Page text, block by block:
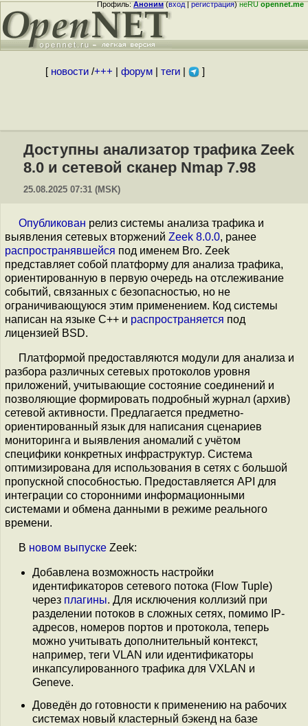
Профиль:Аноним(вход|регистрация)неRUopennet.me
[ новости/+++ форум| теги| ]
Доступны анализатор трафика Zeek
8.0 и сетевой сканер Nmap 7.98
25.08.2025 07:31 (MSK)
Опубликован релиз системы анализа трафика и
выявления сетевых вторжений Zeek 8.0.0, ранее
распространявшейся под именем Bro. Zeek
представляет собой платформу для анализа трафика,
ориентированную в первую очередь на отслеживание
событий, связанных с безопасностью, но не
ограничивающуюся этим применением. Код системы
написан на языке С++ и распространяется под
лицензией BSD.
Платформой предоставляются модули для анализа и
разбора различных сетевых протоколов уровня
приложений, учитывающие состояние соединений и
позволяющие формировать подробный журнал (архив)
сетевой активности. Предлагается предметно-
ориентированный язык для написания сценариев
мониторинга и выявления аномалий с учётом
специфики конкретных инфраструктур. Система
оптимизирована для использования в сетях с большой
пропускной способностью. Предоставляется API для
интеграции со сторонними информационными
системами и обмена данными в режиме реального
времени.
В новом выпуске Zeek:
Добавлена возможность настройки
идентификаторов сетевого потока (Flow Tuple)
через плагины. Для исключения коллизий при
разделении потоков в сложных сетях, помимо IP-
адресов, номеров портов и протокола, теперь
можно учитывать дополнительный контекст,
например, теги VLAN или идентификаторы
инкапсулированного трафика для VXLAN и
Geneve.
Доведён до готовности к применению на рабочих
системах новый кластерный бэкенд на базе